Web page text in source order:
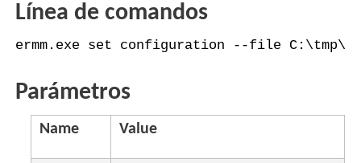
Línea de comandos
ermm.exe set configuration --file
Parámetros
Name Value